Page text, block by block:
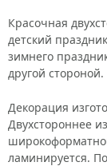
Красочная
детский
зимнего
другой стороной.
Декорация
Двухстороннее
ламинируется.